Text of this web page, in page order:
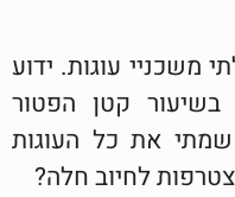
עוגות. ידוע
קטן הפטור
את כל העוגות
לחיוב חלה?